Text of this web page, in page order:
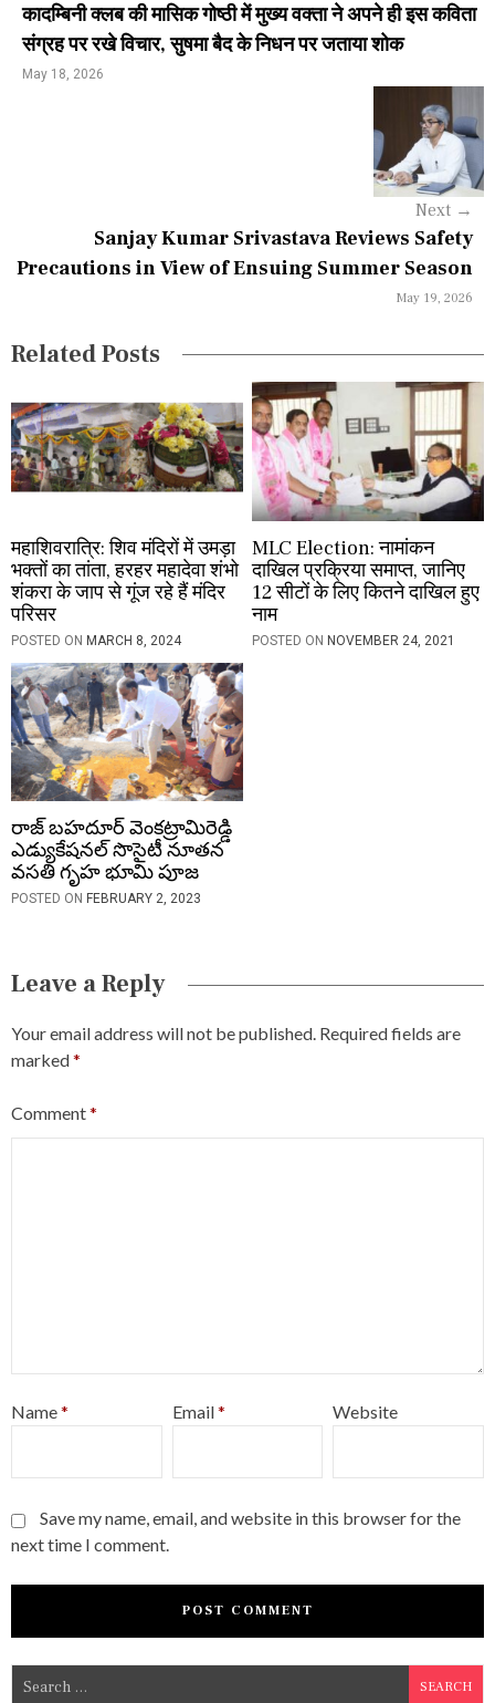
n
a
t
o
n
कादम्बिनी क्लब की मासिक गोष्ठी में मुख्य वक्ता ने अपने ही इस कविता
संग्रह पर रखे विचार, सुषमा बैद के निधन पर जताया शोक
May 18, 2026
Next →
Sanjay Kumar Srivastava Reviews Safety
Precautions in View of Ensuing Summer Season
May 19, 2026
Related Posts
महाशिवरात्रि: शिव मंदिरों में उमड़ा
भक्तों का तांता, हरहर महादेवा शंभो
शंकरा के जाप से गूंज रहे हैं मंदिर
परिसर
POSTED ON MARCH 8, 2024
MLC Election: नामांकन
दाखिल प्रक्रिया समाप्त, जानिए
12 सीटों के लिए कितने दाखिल हुए
नाम
POSTED ON NOVEMBER 24, 2021
రాజ్ బహదూర్ వెంకట్రామిరెడ్డి
ఎడ్యుకేషనల్ సొసైటీ నూతన
వసతి గృహ భూమి పూజ
POSTED ON FEBRUARY 2, 2023
Leave a Reply
Your email address will not be published. Required fields are
marked*
Comment*
Name* Email* Website
Save my name, email, and website in this browser for the
next time I comment.